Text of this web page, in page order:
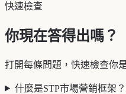
快速檢查
你現在答得出嗎？
打開每條問題，快速檢查你
什麼是STP市場營銷框架？